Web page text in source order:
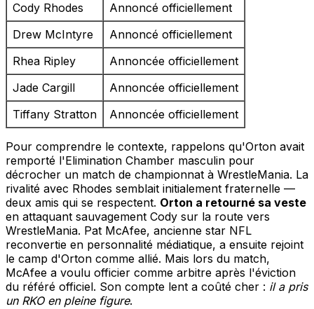
Cody Rhodes
Annoncé officiellement
Drew McIntyre
Annoncé officiellement
Rhea Ripley
Annoncée officiellement
Jade Cargill
Annoncée officiellement
Tiffany Stratton
Annoncée officiellement
Pour comprendre le contexte, rappelons qu'Orton avait
remporté l'Elimination Chamber masculin pour
décrocher un match de championnat à WrestleMania. La
rivalité avec Rhodes semblait initialement fraternelle —
deux amis qui se respectent. Orton a retourné sa veste
en attaquant sauvagement Cody sur la route vers
WrestleMania. Pat McAfee, ancienne star NFL
reconvertie en personnalité médiatique, a ensuite rejoint
le camp d'Orton comme allié. Mais lors du match,
McAfee a voulu officier comme arbitre après l'éviction
du référé officiel. Son compte lent a coûté cher : il a pris
un RKO en pleine figure.